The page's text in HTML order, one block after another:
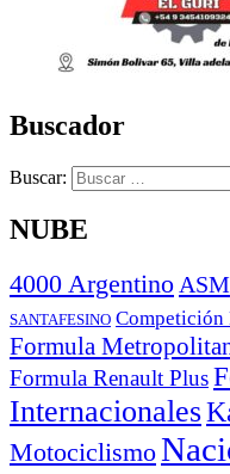
Buscador
Buscar:
NUBE
4000 Argentino ASM
SANTAFESINO Competición
Formula
Formula Renault Plus
Internacionales
Motociclismo